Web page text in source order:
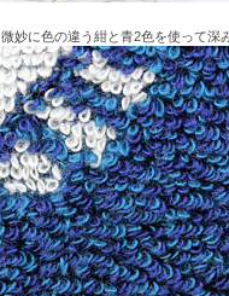
微妙に色の違う紺と青2色を使って深